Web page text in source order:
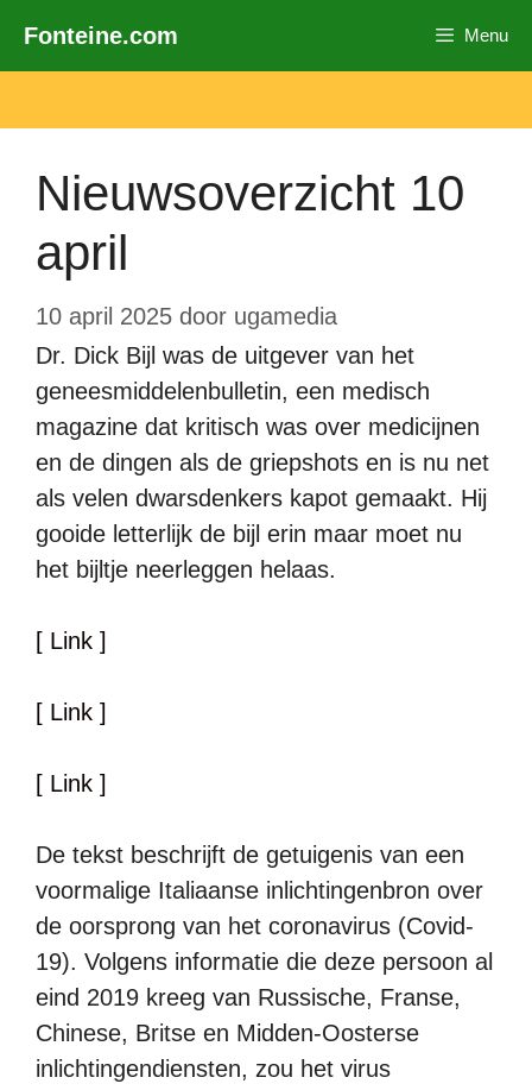
naar
inhoud
Fonteine.com Menu
Nieuwsoverzicht 10
april
10 april 2025 door ugamedia
Dr. Dick Bijl was de uitgever van het
geneesmiddelenbulletin, een medisch
magazine dat kritisch was over medicijnen
en de dingen als de griepshots en is nu net
als velen dwarsdenkers kapot gemaakt. Hij
gooide letterlijk de bijl erin maar moet nu
het bijltje neerleggen helaas.
[ Link ]
[ Link ]
[ Link ]
De tekst beschrijft de getuigenis van een
voormalige Italiaanse inlichtingenbron over
de oorsprong van het coronavirus (Covid-
19). Volgens informatie die deze persoon al
eind 2019 kreeg van Russische, Franse,
Chinese, Britse en Midden-Oosterse
inlichtingendiensten, zou het virus